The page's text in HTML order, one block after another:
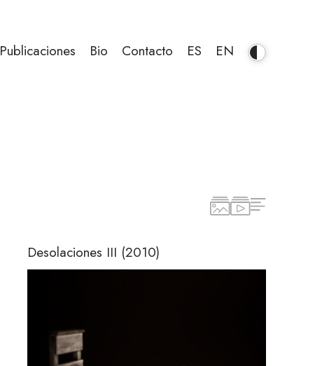
Publicaciones Bio Contacto ES EN
Desolaciones III (2010)